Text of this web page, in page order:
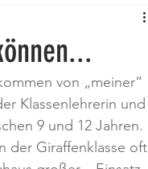
von „meiner“
Klassenlehrerin und
9 und 12 Jahren.
der Giraffenklasse oft